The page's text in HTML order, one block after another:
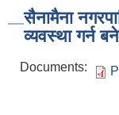
सैनामैना
व्यवस्था गर्न
Documents: